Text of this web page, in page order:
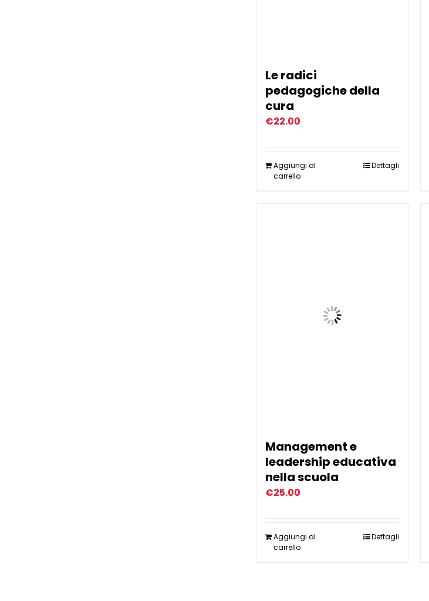
Le radici
pedagogiche della
cura
€22.00
Aggiungi al
carrello
Dettagli
Management e
leadership educativa
nella scuola
€25.00
Aggiungi al
carrello
Dettagli